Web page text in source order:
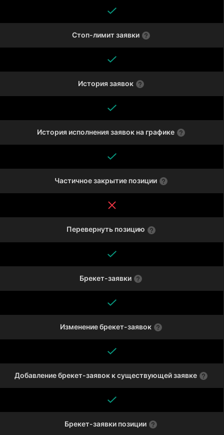
Стоп-лимит заявки
История заявок
История исполнения заявок на графике
Частичное закрытие позиции
Перевернуть позицию
Брекет-заявки
Изменение брекет-заявок
Добавление брекет-заявок к существующей заявке
Брекет-заявки позиции